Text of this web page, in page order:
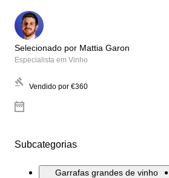
Selecionado por Mattia Garon
Especialista em Vinho
Vendido por €360
Subcategorias
Garrafas grandes de vinho